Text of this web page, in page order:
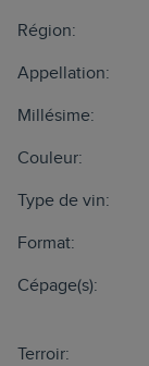
Région:
Appellation:
Millésime:
Couleur:
Type de vin:
Format:
Cépage(s):
Terroir: